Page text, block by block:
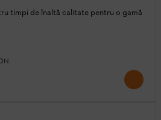
timpi de înaltă calitate pentru o gamă